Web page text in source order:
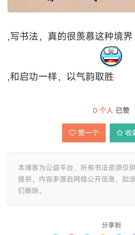
,写书法，真的很羡慕这种境界
,和启功一样，以气韵取胜
0 个人 已赞
赞一个 收
本博客为公益平台，所有书法资源仅
提供，内容多源自网络公开信息，如
们删除。
分享到